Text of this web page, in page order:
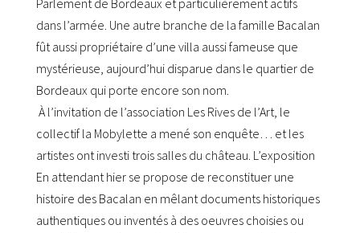
Parlement de Bordeaux et particulièrement actifs
dans l’armée. Une autre branche de la famille Bacalan
fût aussi propriétaire d’une villa aussi fameuse que
mystérieuse, aujourd’hui disparue dans le quartier de
Bordeaux qui porte encore son nom.
À l’invitation de l’association Les Rives de l’Art, le
collectif la Mobylette a mené son enquête… et les
artistes ont investi trois salles du château. L’exposition
En attendant hier se propose de reconstituer une
histoire des Bacalan en mêlant documents historiques
authentiques ou inventés à des oeuvres choisies ou